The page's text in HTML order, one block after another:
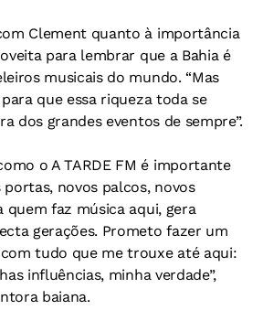
Clement quanto à importância
para lembrar que a Bahia é
musicais do mundo. “Mas
que essa riqueza toda se
dos grandes eventos de sempre”.
o A TARDE FM é importante
novos palcos, novos
quem faz música aqui, gera
gerações. Prometo fazer um
tudo que me trouxe até aqui:
influências, minha verdade”,
baiana.